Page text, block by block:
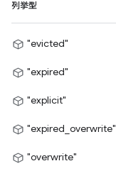
列挙型
"evicted"
"expired"
"explicit"
"expired_overwrite"
"overwrite"